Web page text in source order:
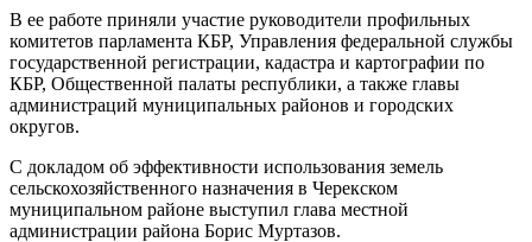
В ее работе приняли участие руководители профильных
комитетов парламента КБР, Управления федеральной службы
государственной регистрации, кадастра и картографии по
КБР, Общественной палаты республики, а также главы
администраций муниципальных районов и городских
округов.
С докладом об эффективности использования земель
сельскохозяйственного назначения в Черекском
муниципальном районе выступил глава местной
администрации района Борис Муртазов.